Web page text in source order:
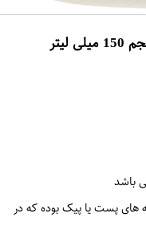
باشد
های پست یا پیک بوده که در